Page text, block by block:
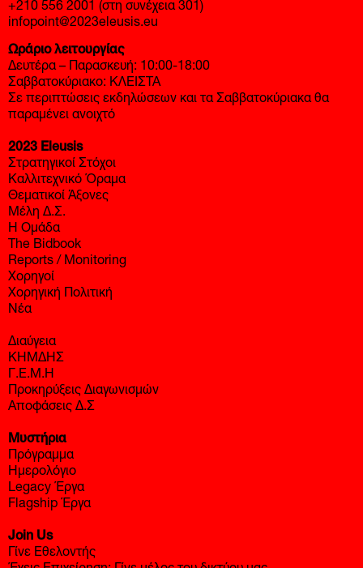
Ωράριο λειτουργίας
Δευτέρα – Παρασκευή: 10:00-18:00
Σαββατοκύριακο: ΚΛΕΙΣΤΑ
Σε περιπτώσεις εκδηλώσεων και τα Σαββατοκύριακα θα
παραμένει ανοιχτό
2023 Eleusis
Στρατηγικοί Στόχοι
Καλλιτεχνικό Όραμα
Θεματικοί Άξονες
Μέλη Δ.Σ.
Η Ομάδα
The Bidbook
Reports / Monitoring
Χορηγοί
Χορηγική Πολιτική
Νέα
Διαύγεια
ΚΗΜΔΗΣ
Γ.Ε.Μ.Η
Προκηρύξεις Διαγωνισμών
Αποφάσεις Δ.Σ
Μυστήρια
Πρόγραμμα
Ημερολόγιο
Legacy Έργα
Flagship Έργα
Join Us
Γίνε Εθελοντής
Έχεις Επιχείρηση; Γίνε μέλος του δικτύου μας
Η Πόλη